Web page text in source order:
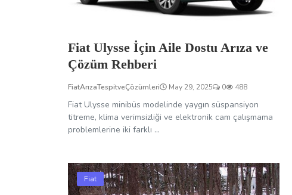
Fiat Ulysse İçin Aile Dostu Arıza ve
Çözüm Rehberi
FiatArızaTespitveÇözümleri May 29, 2025 0 488
Fiat Ulysse minibüs modelinde yaygın süspansiyon
titreme, klima verimsizliği ve elektronik cam çalışmama
problemlerine iki farklı ...
Fiat